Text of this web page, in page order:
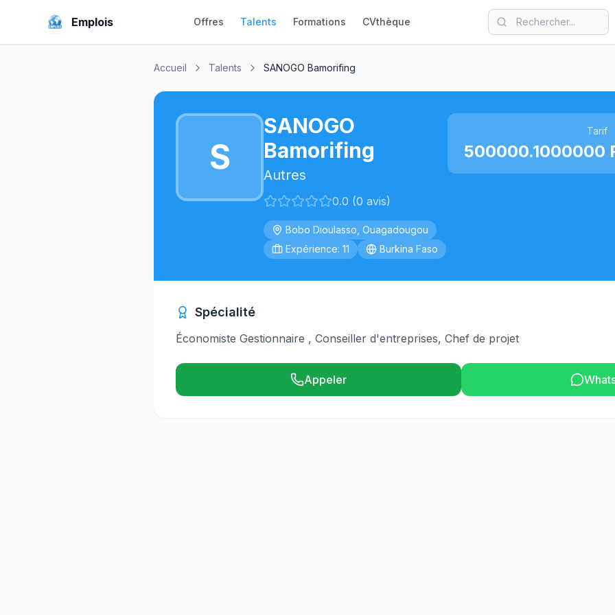
Emplois Offres Talents Formations CVthèque
Accueil Talents SANOGO Bamorifing
S
SANOGO
Bamorifing
Autres
0.0 (0 avis)
Bobo Dioulasso, Ouagadougou
Expérience: 11
Burkina Faso
Tarif
500000.1000000
Spécialité
Économiste Gestionnaire , Conseiller d'entreprises, Chef de projet
Appeler